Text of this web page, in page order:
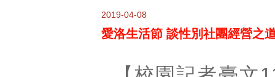
2019-04-08
愛洛生活節 談性別社團經營之